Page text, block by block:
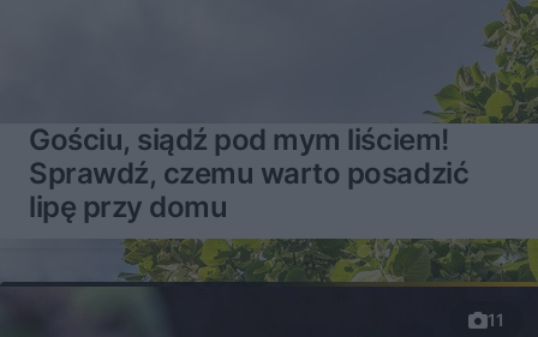
Gościu, siądź pod mym liściem!
Sprawdź, czemu warto posadzić
lipę przy domu
11